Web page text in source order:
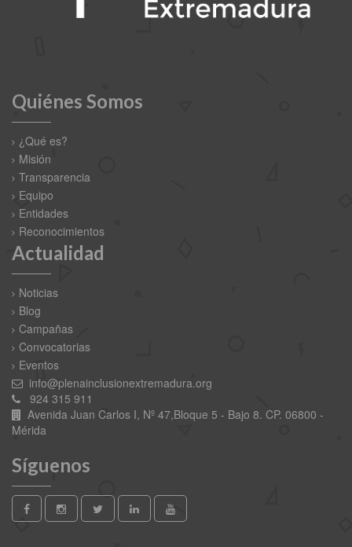
Quiénes Somos
¿Qué es?
Misión
Transparencia
Equipo
Entidades
Reconocimientos
Actualidad
Noticias
Blog
Campañas
Convocatorias
Eventos
info@plenainclusionextremadura.org
924 315 911
Avenida Juan Carlos I, Nº 47,Bloque 5 - Bajo 8. CP. 06800 -
Mérida
Síguenos